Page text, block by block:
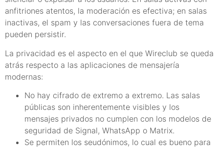
anfitriones atentos, la moderación es efectiva; en salas
inactivas, el spam y las conversaciones fuera de tema
pueden persistir.
La privacidad es el aspecto en el que Wireclub se queda
atrás respecto a las aplicaciones de mensajería
modernas:
No hay cifrado de extremo a extremo. Las salas
públicas son inherentemente visibles y los
mensajes privados no cumplen con los modelos de
seguridad de Signal, WhatsApp o Matrix.
Se permiten los seudónimos, lo cual es bueno para